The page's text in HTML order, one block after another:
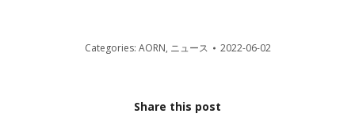
Categories: AORN, ニュース 2022-06-02
Share this post